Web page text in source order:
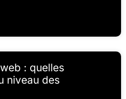
: quelles
niveau des